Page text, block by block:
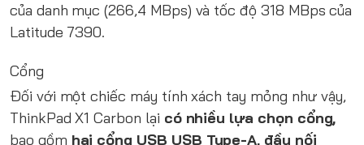
của danh mục (266,4 MBps) và tốc độ 318 MBps của
Latitude 7390.
Cổng
Đối với một chiếc máy tính xách tay mỏng như vậy,
ThinkPad X1 Carbon lại có nhiều lựa chọn cổng,
bao gồm hai cổng USB USB Type-A, đầu nối